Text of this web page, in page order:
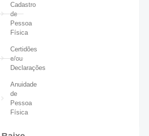
Cadastro
de
Pessoa
Física
Certidões
e/ou
Declarações
Anuidade
de
Pessoa
Física